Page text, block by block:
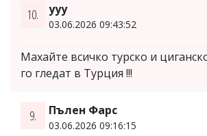
10. ууу
03.06.2026 09:43:52
Махайте всичко турско и
го гледат в Турция !!!
9. Пълен Фарс
03.06.2026 09:16:15